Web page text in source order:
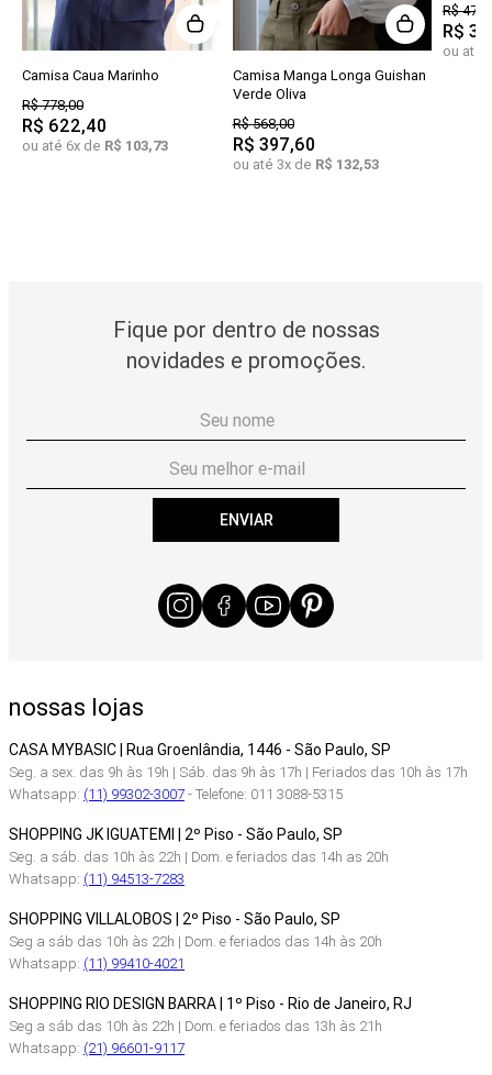
Camisa Caua Marinho
R$778,00
R$ 622,40
ou até 6x de R$ 103,73
Camisa Manga Longa Guishan
Verde Oliva
R$568,00
R$ 397,60
ou até 3x de R$ 132,53
R$478
R$
ou até
Fique por dentro de nossas
novidades e promoções.
ENVIAR
nossas lojas
CASA MYBASIC | Rua Groenlândia, 1446 - São Paulo, SP
Seg. a sex. das 9h às 19h | Sáb. das 9h às 17h | Feriados das 10h às 17h
Whatsapp: (11) 99302-3007- Telefone: 011 3088-5315
SHOPPING JK IGUATEMI | 2º Piso - São Paulo, SP
Seg. a sáb. das 10h às 22h | Dom. e feriados das 14h as 20h
Whatsapp: (11) 94513-7283
SHOPPING VILLALOBOS | 2º Piso - São Paulo, SP
Seg a sáb das 10h às 22h | Dom. e feriados das 14h às 20h
Whatsapp: (11) 99410-4021
SHOPPING RIO DESIGN BARRA | 1º Piso - Rio de Janeiro, RJ
Seg a sáb das 10h às 22h | Dom. e feriados das 13h às 21h
Whatsapp: (21) 96601-9117